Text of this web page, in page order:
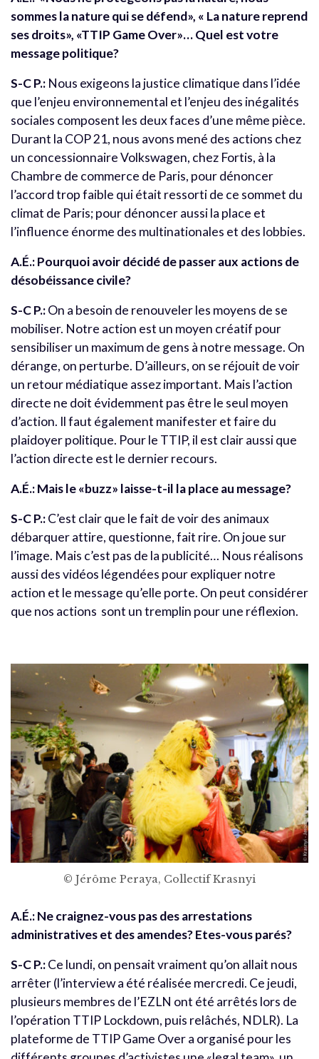
sommes la nature qui se défend», « La nature reprend
ses droits», «TTIP Game Over»… Quel est votre
message politique?
S-C P.: Nous exigeons la justice climatique dans l’idée
que l’enjeu environnemental et l’enjeu des inégalités
sociales composent les deux faces d’une même pièce.
Durant la COP 21, nous avons mené des actions chez
un concessionnaire Volkswagen, chez Fortis, à la
Chambre de commerce de Paris, pour dénoncer
l’accord trop faible qui était ressorti de ce sommet du
climat de Paris; pour dénoncer aussi la place et
l’influence énorme des multinationales et des lobbies.
A.É.: Pourquoi avoir décidé de passer aux actions de
désobéissance civile?
S-C P.:On a besoin de renouveler les moyens de se
mobiliser. Notre action est un moyen créatif pour
sensibiliser un maximum de gens à notre message. On
dérange, on perturbe. D’ailleurs, on se réjouit de voir
un retour médiatique assez important. Mais l’action
directe ne doit évidemment pas être le seul moyen
d’action. Il faut également manifester et faire du
plaidoyer politique. Pour le TTIP, il est clair aussi que
l’action directe est le dernier recours.
A.É.: Mais le «buzz» laisse-t-il la place au message?
S-C P.:C’est clair que le fait de voir des animaux
débarquer attire, questionne, fait rire. On joue sur
l’image. Mais c’est pas de la publicité… Nous réalisons
aussi des vidéos légendées pour expliquer notre
action et le message qu’elle porte. On peut considérer
que nos actions sont un tremplin pour une réflexion.
© Jérôme Peraya, Collectif Krasnyi
A.É.: Ne craignez-vous pas des arrestations
administratives et des amendes? Etes-vous parés?
S-C P.:Ce lundi, on pensait vraiment qu’on allait nous
arrêter (l’interview a été réalisée mercredi. Ce jeudi,
plusieurs membres de l’EZLN ont été arrêtés lors de
l’opération TTIP Lockdown, puis relâchés, NDLR). La
plateforme de TTIP Game Over a organisé pour les